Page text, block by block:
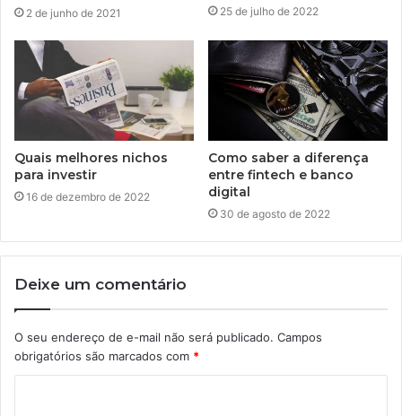
2 de junho de 2021 25 de julho de 2022
Quais melhores nichos
para investir
16 de dezembro de 2022
Como saber a diferença
entre fintech e banco
digital
30 de agosto de 2022
Deixe um comentário
O seu endereço de e-mail não será publicado. Campos
obrigatórios são marcados com *